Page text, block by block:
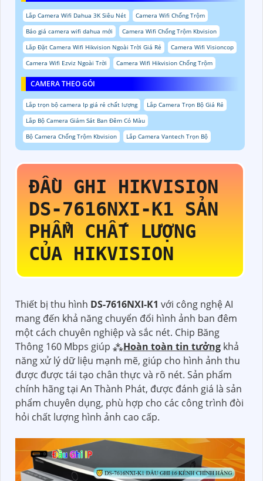
Lắp Camera Wifi Dahua 3K Siêu Nét
Camera Wifi Chống Trộm
Báo giá camera wifi dahua mới
Camera Wifi Chống Trộm Kbvision
Lắp Đặt Camera Wifi Hikvision Ngoài Trời Giá Rẻ
Camera Wifi Visioncop
Camera Wifi Ezviz Ngoài Trời
Camera Wifi Hikvision Chống Trộm
CAMERA THEO GÓI
Lắp trọn bộ camera Ip giá rẻ chất lượng
Lắp Camera Trọn Bộ Giá Rẻ
Lắp Bộ Camera Giám Sát Ban Đêm Có Màu
Bộ Camera Chống Trộm Kbvision
Lắp Camera Vantech Trọn Bộ
ĐẦU GHI HIKVISION
DS-7616NXI-K1 SẢN
PHẨM CHẤT LƯỢNG
CỦA HIKVISION
Thiết bị thu hình DS-7616NXI-K1 với công nghệ AI
mang đến khả năng chuyển đổi hình ảnh ban đêm
một cách chuyên nghiệp và sắc nét. Chip Băng
Thông 160 Mbps giúp ⁂Hoàn toàn tin tưởng khả
năng xử lý dữ liệu mạnh mẽ, giúp cho hình ảnh thu
được được tái tạo chân thực và rõ nét. Sản phẩm
chính hãng tại An Thành Phát, được đánh giá là sản
phẩm chuyên dụng, phù hợp cho các công trình đòi
hỏi chất lượng hình ảnh cao cấp.